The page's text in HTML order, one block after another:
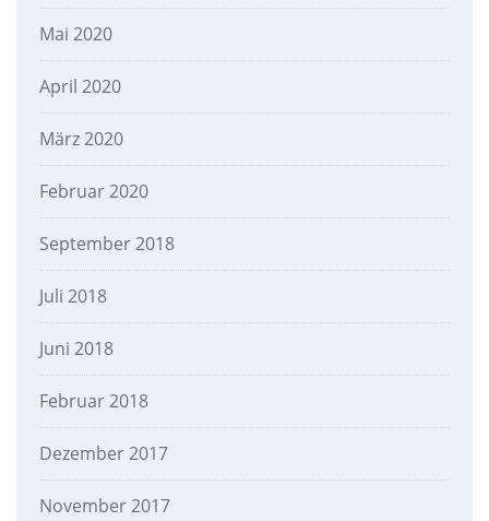
Mai 2020
April 2020
März 2020
Februar 2020
September 2018
Juli 2018
Juni 2018
Februar 2018
Dezember 2017
November 2017